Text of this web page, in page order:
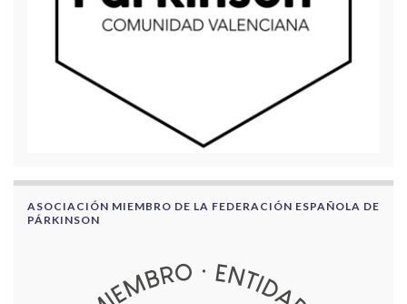
ASOCIACIÓN MIEMBRO DE LA FEDERACIÓN ESPAÑOLA DE
PÁRKINSON